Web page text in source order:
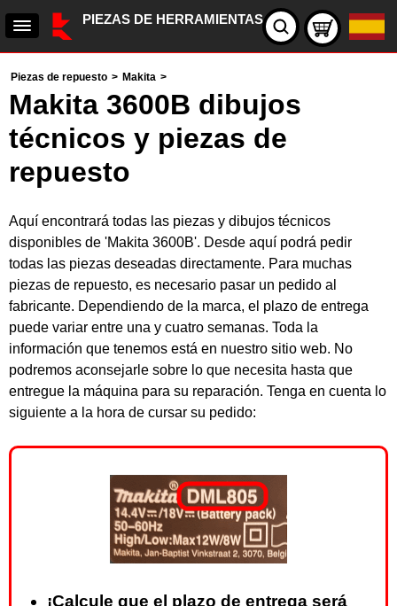
PIEZAS DE HERRAMIENTAS
Piezas de repuesto > Makita >
Makita 3600B dibujos
técnicos y piezas de
repuesto
Aquí encontrará todas las piezas y dibujos técnicos
disponibles de 'Makita 3600B'. Desde aquí podrá pedir
todas las piezas deseadas directamente. Para muchas
piezas de repuesto, es necesario pasar un pedido al
fabricante. Dependiendo de la marca, el plazo de entrega
puede variar entre una y cuatro semanas. Toda la
información que tenemos está en nuestro sitio web. No
podremos aconsejarle sobre lo que necesita hasta que
entregue la máquina para su reparación. Tenga en cuenta lo
siguiente a la hora de cursar su pedido:
¡Calcule que el plazo de entrega será